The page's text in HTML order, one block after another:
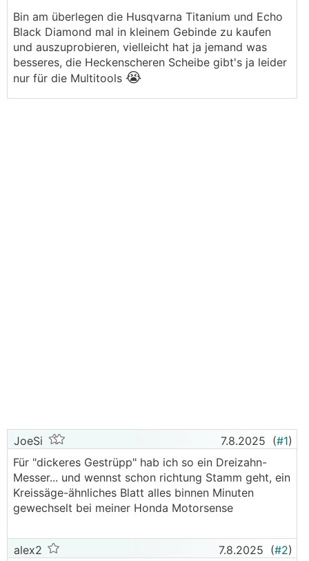
Bin am überlegen die Husqvarna Titanium und Echo
Black Diamond mal in kleinem Gebinde zu kaufen
und auszuprobieren, vielleicht hat ja jemand was
besseres, die Heckenscheren Scheibe gibt's ja leider
nur für die Multitools 😭
JoeSi 7.8.2025 (#1)
Für "dickeres Gestrüpp" hab ich so ein Dreizahn-
Messer... und wennst schon richtung Stamm geht, ein
Kreissäge-ähnliches Blatt alles binnen Minuten
gewechselt bei meiner Honda Motorsense
alex2 7.8.2025 (#2)